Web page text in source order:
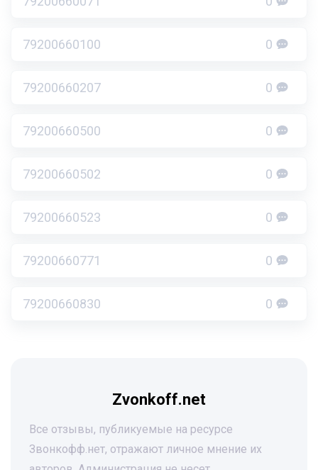
79200660100 0
79200660207 0
79200660500 0
79200660502 0
79200660523 0
79200660771 0
79200660830 0
Zvonkoff.net
Все отзывы, публикуемые на ресурсе
Звонкофф.нет, отражают личное мнение их